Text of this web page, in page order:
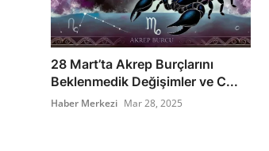
28 Mart’ta Akrep Burçlarını
Beklenmedik Değişimler ve C...
Haber Merkezi Mar 28, 2025